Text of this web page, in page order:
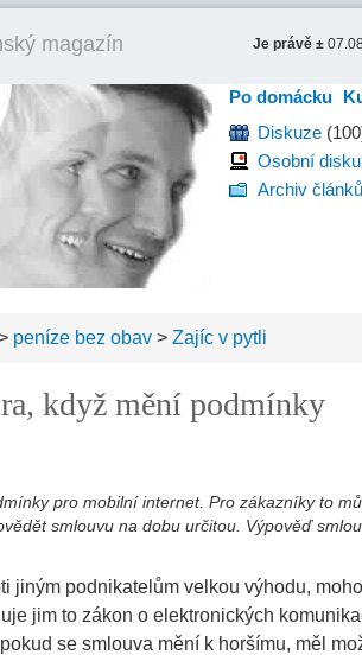
magazín Je právě ±
Po domácku
Diskuze
Osobní
Archiv článků
peníze bez obav > Zajíc v pytli
když mění podmínky
pro mobilní internet. Pro zákazníky to
smlouvu na dobu určitou. Výpověď
jiným podnikatelům velkou výhodu,
jim to zákon o elektronických
se smlouva mění k horšímu, měl